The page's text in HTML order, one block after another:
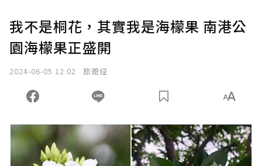
我不是桐花，其實我是海檬果 南港公
園海檬果正盛開
2024-06-05 12:02 旅遊經